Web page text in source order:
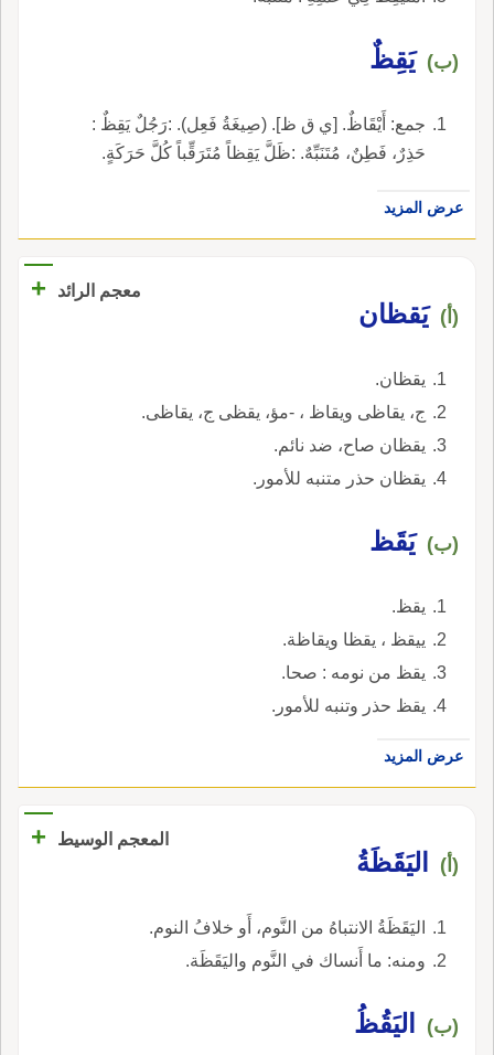
(ب) يَقِظٌ
جمع: أَيْقَاظٌ. [ي ق ظ]. (صِيغَةُ فَعِل). :رَجُلٌ يَقِظٌ :
حَذِرٌ، فَطِنٌ، مُتَنَبِّهٌ. :ظَلَّ يَقِظاً مُتَرَقِّباً كُلَّ حَرَكَةٍ.
عرض المزيد
معجم الرائد +
(أ) يَقظان
يقظان.
ج، يقاظى ويقاظ ، -مؤ، يقظى ج، يقاظى.
يقظان صاح، ضد نائم.
يقظان حذر متنبه للأمور.
(ب) يَقَظ
يقظ.
ييقظ ، يقظا ويقاظة.
يقظ من نومه : صحا.
يقظ حذر وتنبه للأمور.
عرض المزيد
المعجم الوسيط +
(أ) اليَقَظَةُ
اليَقَظَةُ الانتباهُ من النَّوم، أَو خلافُ النوم.
ومنه: ما أَنساك في النَّوم واليَقَظَة.
(ب) اليَقُظُ